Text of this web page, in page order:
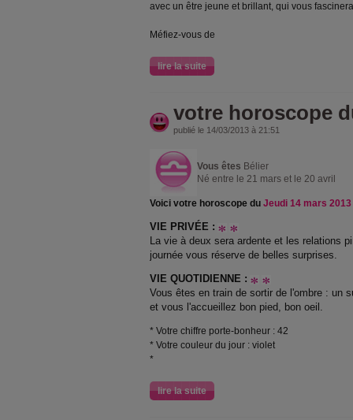
avec un être jeune et brillant, qui vous
Méfiez-vous de
lire la suite
votre horoscope
publié le 14/03/2013 à 21:51
Vous êtes Bélier
Né entre le 21 mars et le 20 avril
Voici votre horoscope du Jeudi 14 mars 2013
VIE PRIVÉE :
La vie à deux sera ardente et les relations
journée vous réserve de belles surprises.
VIE QUOTIDIENNE :
Vous êtes en train de sortir de l'ombre : un
et vous l'accueillez bon pied, bon oeil.
* Votre chiffre porte-bonheur : 42
* Votre couleur du jour : violet
*
lire la suite